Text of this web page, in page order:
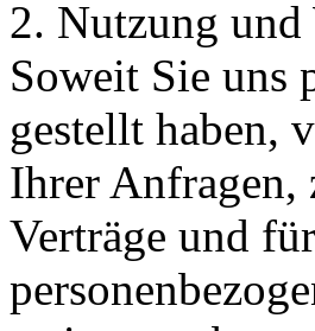
2. Nutzung und
Soweit Sie uns
gestellt haben,
Ihrer Anfragen,
Verträge und